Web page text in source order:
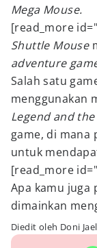
Mega Mouse.
[read_more
Shuttle Mouse
adventure
Salah satu
menggunakan
Legend and
game, di mana
untuk
[read_more
Apa kamu juga
dimainkan
Diedit oleh Doni